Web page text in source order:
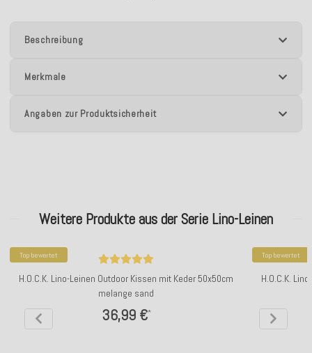
Beschreibung
Merkmale
Angaben zur Produktsicherheit
Weitere Produkte aus der Serie Lino-Leinen
Top bewertet
H.O.C.K. Lino-Leinen Outdoor Kissen mit Keder 50x50cm
melange sand
36,99 €*
Top bewertet
H.O.C.K.